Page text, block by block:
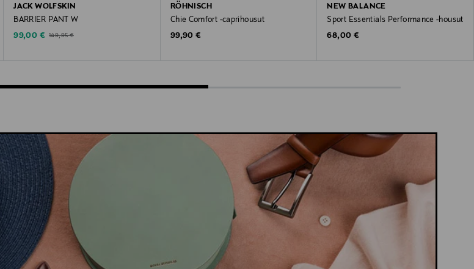
JACK WOLFSKIN
BARRIER PANT W
Discounted Price
99,00 € Original Price
149,95 €
RÖHNISCH
Chie Comfort -caprihousut
Original Price
99,90 €
NEW BALANCE
Sport Essentials Performance -housut
Original Price
68,00 €